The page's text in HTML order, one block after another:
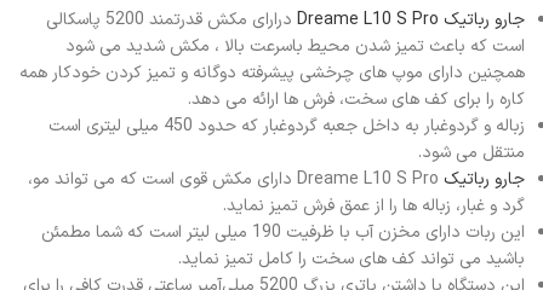
جارو رباتیک Dreame L10 S Pro
درارای مکش قدرتمند 5200 پاسکالی
است که باعث تمیز شدن محیط باسرعت بالا ، مکش شدید می شود
همچنین دارای موپ های چرخشی پیشرفته دوگانه و تمیز کردن خودکار همه
کاره را برای کف های سخت، فرش ها ارائه می دهد.
زباله و گردوغبار به داخل جعبه گردوغبار که حدود 450 میلی ‌لیتری است
منتقل می شود.
جارو رباتیک
Dreame L10 S Pro دارای مکش قوی است که می تواند مو،
گرد و غبار، زباله ها را از عمق فرش تمیز نماید.
این ربات دارای مخزن آب با ظرفیت 190 میلی لیتر است که شما مطمئن
باشید می تواند کف های سخت را کامل تمیز نماید.